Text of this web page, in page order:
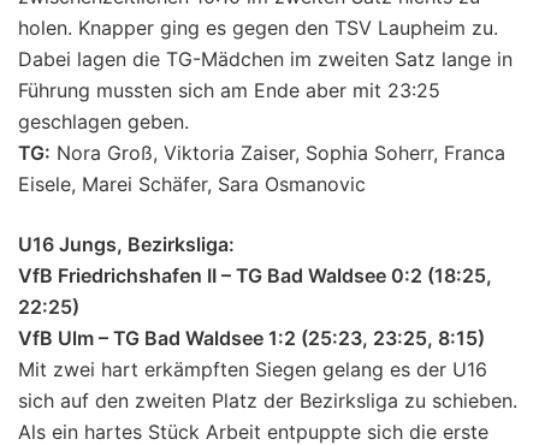
holen. Knapper ging es gegen den TSV Laupheim zu.
Dabei lagen die TG-Mädchen im zweiten Satz lange in
Führung mussten sich am Ende aber mit 23:25
geschlagen geben.
TG: Nora Groß, Viktoria Zaiser, Sophia Soherr, Franca
Eisele, Marei Schäfer, Sara Osmanovic
U16 Jungs, Bezirksliga:
VfB Friedrichshafen II – TG Bad Waldsee 0:2 (18:25,
22:25)
VfB Ulm – TG Bad Waldsee 1:2 (25:23, 23:25, 8:15)
Mit zwei hart erkämpften Siegen gelang es der U16
sich auf den zweiten Platz der Bezirksliga zu schieben.
Als ein hartes Stück Arbeit entpuppte sich die erste